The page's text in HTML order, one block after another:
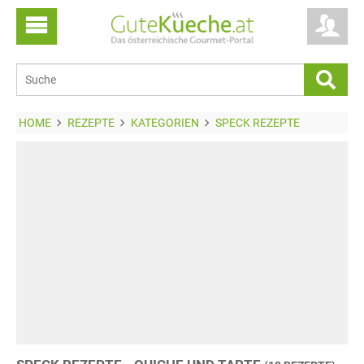
HOME REZEPTE KATEGORIEN SPECK REZEPTE